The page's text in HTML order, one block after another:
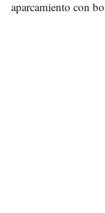
aparcamiento con